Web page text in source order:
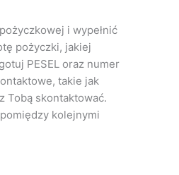
i wypełnić
pożyczki, jakiej
PESEL oraz numer
takie jak
Tobą skontaktować.
kolejnymi